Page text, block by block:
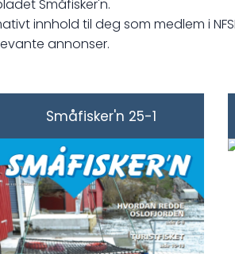
Småfisker'n.
innhold til deg som medlem i
annonser.
Småfisker'n 25-1